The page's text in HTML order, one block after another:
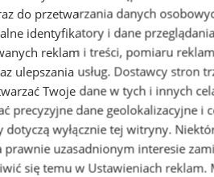
do przetwarzania danych
identyfikatory i dane
reklam i treści, pomiaru
ulepszania usług. Dostawcy stron
Twoje dane w tych i innych
precyzyjne dane geolokalizacyjne i
dotyczą wyłącznie tej witryny.
prawnie uzasadnionym interesie
się temu w Ustawieniach reklam.